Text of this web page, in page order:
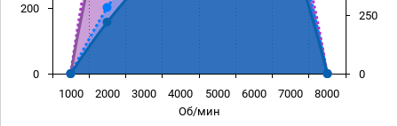
Об/мин
1000 2000 3000 4000 5000 6000 7000 8000
0
200
0
250